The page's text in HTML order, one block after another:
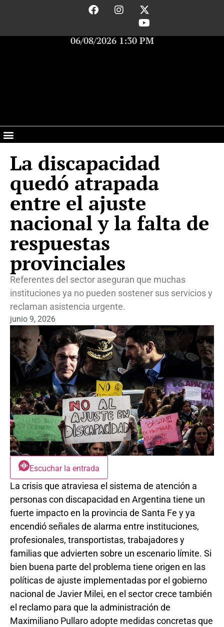
06/08/2026 1:30 PM
La discapacidad
quedó atrapada
entre el ajuste
nacional y la falta de
respuestas
provinciales
Referentes del sector aseguran que muchas
instituciones ya no pueden sostener sus servicios y
reclaman asistencia urgente.
junio 9, 2026
Escuchar la entrada
La crisis que atraviesa el sistema de atención a
personas con discapacidad en Argentina tiene un
fuerte impacto en la provincia de Santa Fe y ya
encendió señales de alarma entre instituciones,
profesionales, transportistas, trabajadores y
familias que advierten sobre un escenario límite. Si
bien buena parte del problema tiene origen en las
políticas de ajuste implementadas por el gobierno
nacional de Javier Milei, en el sector crece también
el reclamo para que la administración de
Maximiliano Pullaro adopte medidas concretas que